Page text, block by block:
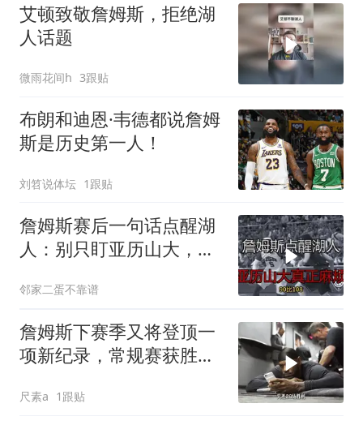
艾顿致敬詹姆斯，拒绝湖
人话题
微雨花间h 3跟贴
布朗和迪恩·韦德都说詹姆
斯是历史第一人！
刘笤说体坛 1跟贴
詹姆斯赛后一句话点醒湖
人：别只盯亚历山大，真
邻家二蛋不靠谱
詹姆斯下赛季又将登顶一
项新纪录，常规赛获胜数
尺素a 1跟贴